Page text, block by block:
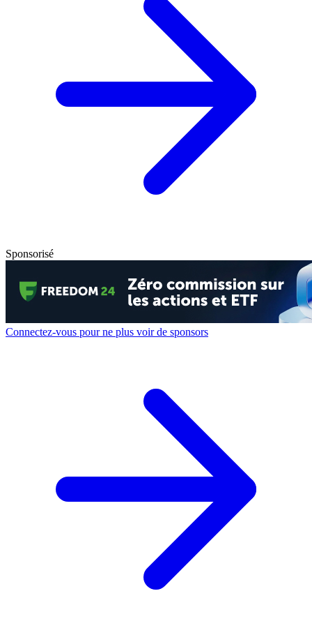
Sponsorisé
Connectez-vous pour ne plus voir de sponsors